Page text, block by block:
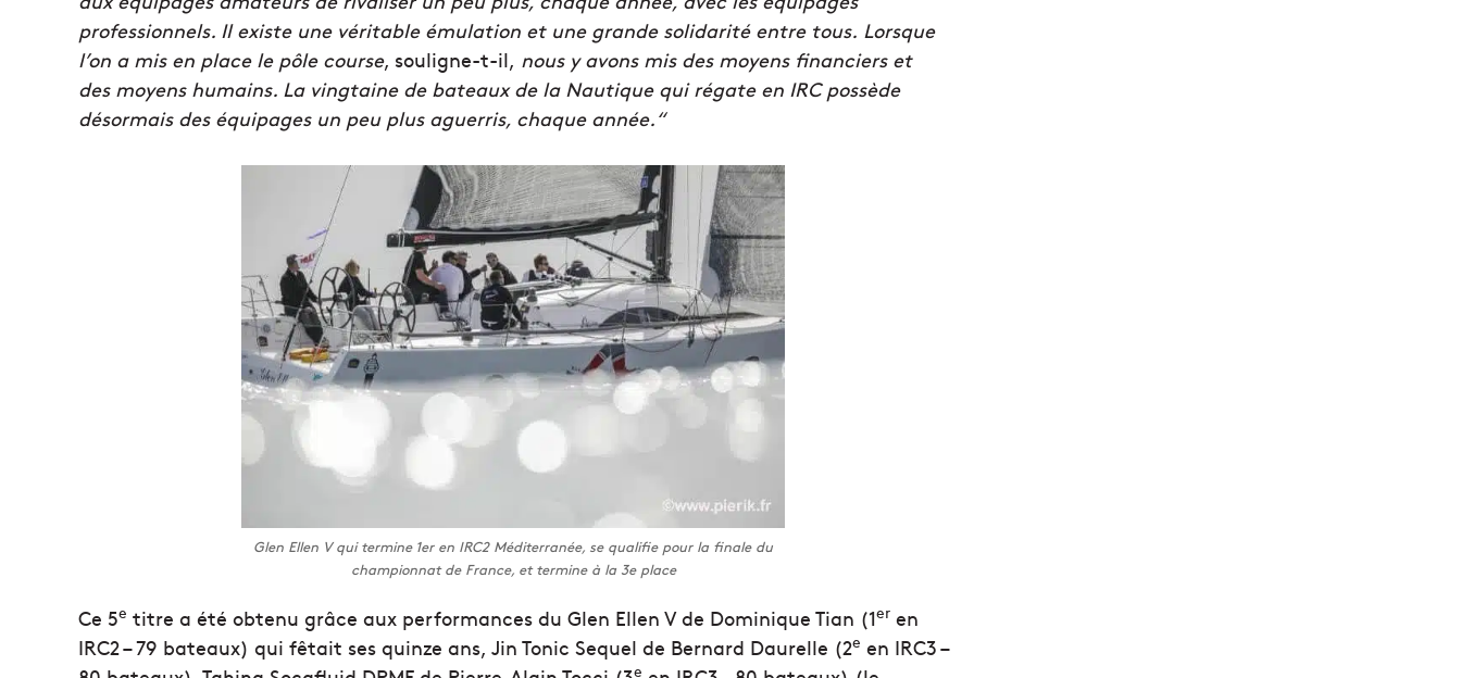
professionnels. Il existe une véritable émulation et une grande solidarité entre tous. Lorsque
l’on a mis en place le pôle course, souligne-t-il, nous y avons mis des moyens financiers et
des moyens humains. La vingtaine de bateaux de la Nautique qui régate en IRC possède
désormais des équipages un peu plus aguerris, chaque année.“
Glen Ellen V qui termine 1er en IRC2 Méditerranée, se qualifie pour la finale du
championnat de France, et termine à la 3e place
Ce 5e titre a été obtenu grâce aux performances du Glen Ellen V de Dominique Tian (1er en
IRC2 – 79 bateaux) qui fêtait ses quinze ans, Jin Tonic Sequel de Bernard Daurelle (2e en IRC3 –
e